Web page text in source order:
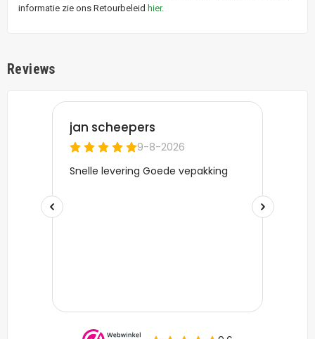
informatie zie ons Retourbeleid hier.
Reviews